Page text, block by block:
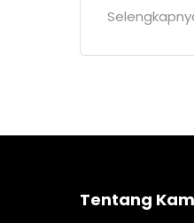
Tentang